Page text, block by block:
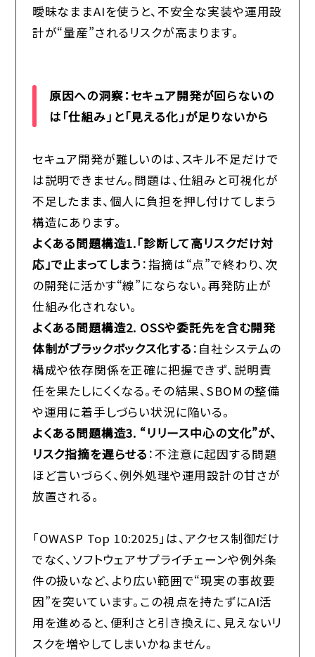
曖昧なままAIを使うと、不安全な実装や運用設
計が“量産”されるリスクが高まります。
原因への洞察：セキュア開発が回らないの
は「仕組み」と「見える化」が足りないから
セキュア開発が難しいのは、スキル不足だけで
は説明できません。問題は、仕組みと可視化が
不足したまま、個人に負担を押し付けてしまう
構造にあります。
よくある問題構造1.「診断して高リスクだけ対
応」で止まってしまう ：指摘は“点”で終わり、次
の開発に活かす“線”にならない。再発防止が
仕組み化されない。
よくある問題構造2. OSSや委託先を含む開発
体制がブラックボックス化する ：自社システムの
構成や依存関係を正確に把握できず、説明責
任を果たしにくくなる。その結果、SBOMの整備
や運用に着手しづらい状況に陥いる。
よくある問題構造3. “リリース中心の文化”が、
リスク指摘を遅らせる ：不注意に起因する問題
ほど言いづらく、例外処理や運用設計の甘さが
放置される。
「OWASP Top 10:2025」は、アクセス制御だけ
でなく、ソフトウェアサプライチェーンや例外条
件の扱いなど、より広い範囲で“現実の事故要
因”を突いています。この視点を持たずにAI活
用を進めると、便利さと引き換えに、見えないリ
スクを増やしてしまいかねません。